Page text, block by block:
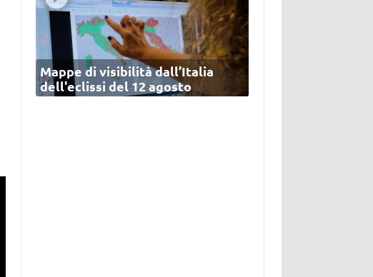
Mappe di visibilità dall’Italia
dell'eclissi del 12 agosto